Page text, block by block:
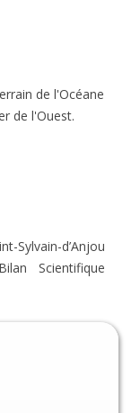
de l'Océane
de l'Ouest.
Sylvain-d’Anjou
Scientifique